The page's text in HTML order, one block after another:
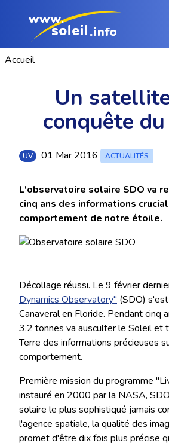
Accueil
Un
conquête
UV 01 Mar 2016 ACTUALITÉS
L'observatoire solaire SDO va
cinq ans des informations
comportement de notre étoile.
Décollage réussi. Le 9 février
Dynamics Observatory" (SDO)
Canaveral en Floride. Pendant cinq
3,2 tonnes va ausculter le Soleil et
Terre des informations précieuses
comportement.
Première mission du programme
instauré en 2000 par la NASA,
solaire le plus sophistiqué jamais
l'agence spatiale, la qualité des
promet d'être dix fois plus précise